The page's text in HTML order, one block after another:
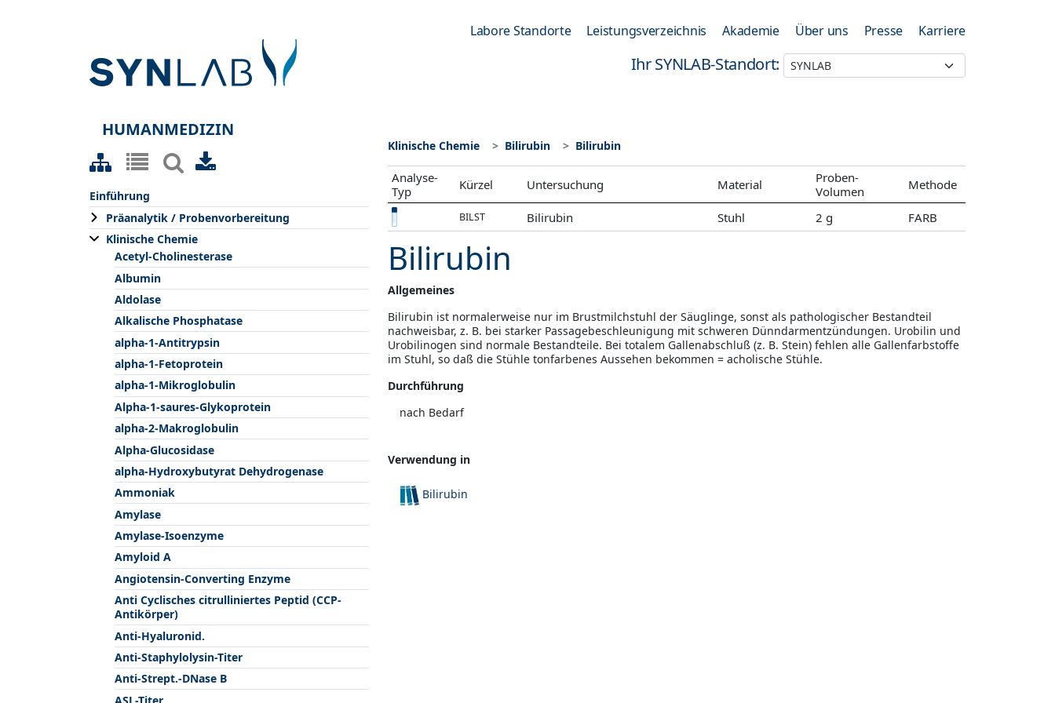
Labore Standorte Leistungsverzeichnis Akademie Über uns Presse Karriere
Ihr SYNLAB-Standort:
HUMANMEDIZIN
Einführung
Präanalytik / Probenvorbereitung
Klinische Chemie
Acetyl-Cholinesterase
Albumin
Aldolase
Alkalische Phosphatase
alpha-1-Antitrypsin
alpha-1-Fetoprotein
alpha-1-Mikroglobulin
Alpha-1-saures-Glykoprotein
alpha-2-Makroglobulin
Alpha-Glucosidase
alpha-Hydroxybutyrat Dehydrogenase
Ammoniak
Amylase
Amylase-Isoenzyme
Amyloid A
Angiotensin-Converting Enzyme
Anti Cyclisches citrulliniertes Peptid (CCP-
Antikörper)
Anti-Hyaluronid.
Anti-Staphylolysin-Titer
Anti-Strept.-DNase B
ASL-Titer
Klinische Chemie Bilirubin Bilirubin
Analyse-
Typ
Kürzel Untersuchung Material
Proben-
Volumen
Methode
BILST Bilirubin Stuhl 2 g FARB
Bilirubin
Allgemeines
Bilirubin ist normalerweise nur im Brustmilchstuhl der Säuglinge, sonst als pathologischer Bestandteil
nachweisbar, z. B. bei starker Passagebeschleunigung mit schweren Dünndarmentzündungen. Urobilin und
Urobilinogen sind normale Bestandteile. Bei totalem Gallenabschluß (z. B. Stein) fehlen alle Gallenfarbstoffe
im Stuhl, so daß die Stühle tonfarbenes Aussehen bekommen = acholische Stühle.
Durchführung
nach Bedarf
Verwendung in
Bilirubin